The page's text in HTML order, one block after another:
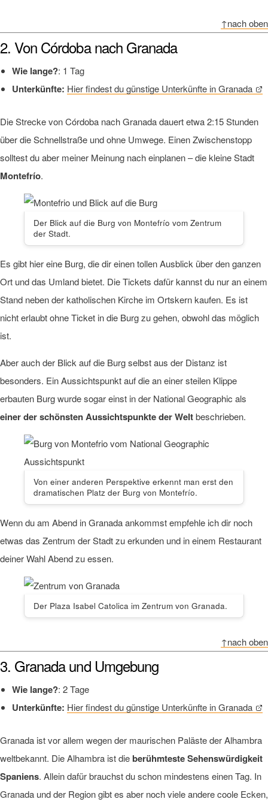
↑nach oben
2. Von Córdoba nach Granada
Wie lange?: 1 Tag
Unterkünfte: Hier findest du günstige Unterkünfte in Granada
Die Strecke von Córdoba nach Granada dauert etwa 2:15 Stunden
über die Schnellstraße und ohne Umwege. Einen Zwischenstopp
solltest du aber meiner Meinung nach einplanen – die kleine Stadt
Montefrío.
Der Blick auf die Burg von Montefrío vom Zentrum
der Stadt.
Es gibt hier eine Burg, die dir einen tollen Ausblick über den ganzen
Ort und das Umland bietet. Die Tickets dafür kannst du nur an einem
Stand neben der katholischen Kirche im Ortskern kaufen. Es ist
nicht erlaubt ohne Ticket in die Burg zu gehen, obwohl das möglich
ist.
Aber auch der Blick auf die Burg selbst aus der Distanz ist
besonders. Ein Aussichtspunkt auf die an einer steilen Klippe
erbauten Burg wurde sogar einst in der National Geographic als
einer der schönsten Aussichtspunkte der Weltbeschrieben.
Von einer anderen Perspektive erkennt man erst den
dramatischen Platz der Burg von Montefrío.
Wenn du am Abend in Granada ankommst empfehle ich dir noch
etwas das Zentrum der Stadt zu erkunden und in einem Restaurant
deiner Wahl Abend zu essen.
Der Plaza Isabel Catolica im Zentrum von Granada.
↑nach oben
3. Granada und Umgebung
Wie lange?: 2 Tage
Unterkünfte: Hier findest du günstige Unterkünfte in Granada
Granada ist vor allem wegen der maurischen Paläste der Alhambra
weltbekannt. Die Alhambra ist dieberühmteste Sehenswürdigkeit
Spaniens. Allein dafür brauchst du schon mindestens einen Tag. In
Granada und der Region gibt es aber noch viele andere coole Ecken,